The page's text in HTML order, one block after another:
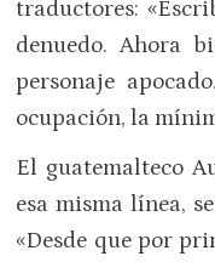
traductores:
denuedo. Ahora
personaje
ocupación, la
El guatemalteco
esa misma línea,
«Desde que por